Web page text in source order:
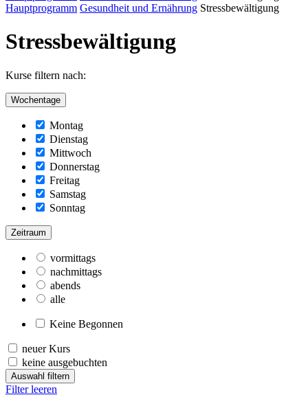
Hauptprogramm Gesundheit und Ernährung Stressbewältigung
Stressbewältigung
Kurse filtern nach:
Wochentage
Montag
Dienstag
Mittwoch
Donnerstag
Freitag
Samstag
Sonntag
Zeitraum
vormittags
nachmittags
abends
alle
Keine Begonnen
neuer Kurs
keine ausgebuchten
Auswahl filtern
Filter leeren